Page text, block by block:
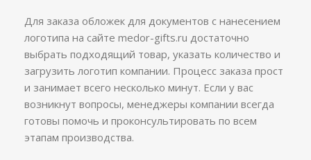
Для заказа обложек для документов с нанесением
логотипа на сайте medor-gifts.ru достаточно
выбрать подходящий товар, указать количество и
загрузить логотип компании. Процесс заказа прост
и занимает всего несколько минут. Если у вас
возникнут вопросы, менеджеры компании всегда
готовы помочь и проконсультировать по всем
этапам производства.